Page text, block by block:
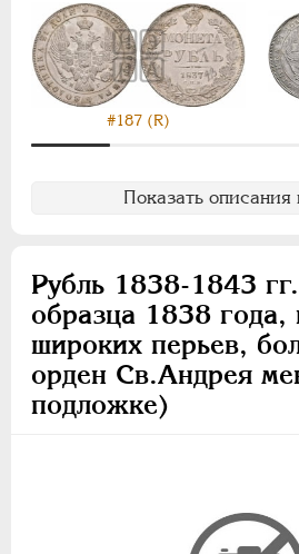
#187 (R)
Показать
Рубль 1838-1843
образца 1838 года,
широких перьев,
орден Св.Андрея
подложке)